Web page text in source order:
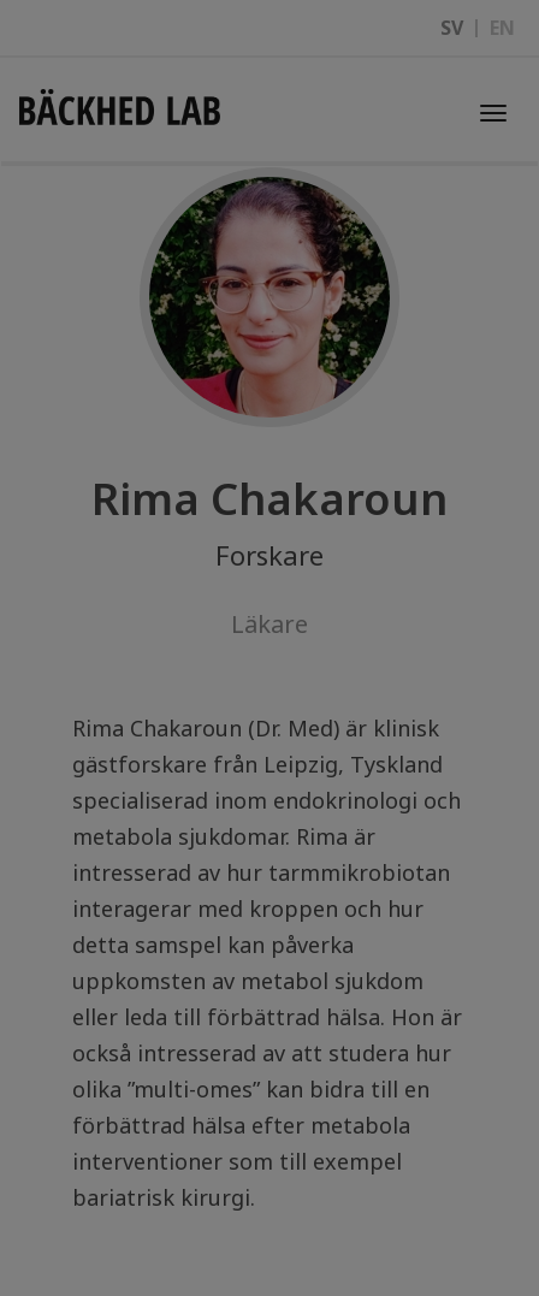
SV EN
Rima Chakaroun
Forskare
Läkare
Rima Chakaroun (Dr. Med) är klinisk
gästforskare från Leipzig, Tyskland
specialiserad inom endokrinologi och
metabola sjukdomar. Rima är
intresserad av hur tarmmikrobiotan
interagerar med kroppen och hur
detta samspel kan påverka
uppkomsten av metabol sjukdom
eller leda till förbättrad hälsa. Hon är
också intresserad av att studera hur
olika ”multi-omes” kan bidra till en
förbättrad hälsa efter metabola
interventioner som till exempel
bariatrisk kirurgi.